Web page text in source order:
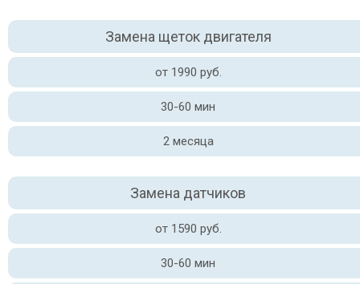
Замена щеток двигателя
от 1990 руб.
30-60 мин
2 месяца
Замена датчиков
от 1590 руб.
30-60 мин